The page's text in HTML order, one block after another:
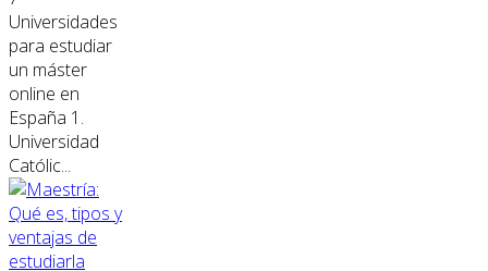
Universidades
para estudiar
un máster
online en
España 1.
Universidad
Católic...